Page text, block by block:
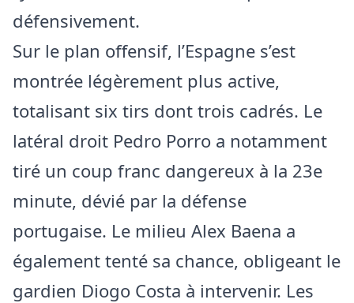
défensivement.
Sur le plan offensif, l’Espagne s’est
montrée légèrement plus active,
totalisant six tirs dont trois cadrés. Le
latéral droit Pedro Porro a notamment
tiré un coup franc dangereux à la 23e
minute, dévié par la défense
portugaise. Le milieu Alex Baena a
également tenté sa chance, obligeant le
gardien Diogo Costa à intervenir. Les